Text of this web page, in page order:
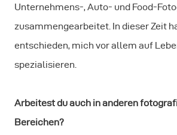
Unternehmens-, Auto- und Food-
zusammengearbeitet. In dieser Zeit
entschieden, mich vor allem auf
spezialisieren.
Arbeitest du auch in anderen
Bereichen?